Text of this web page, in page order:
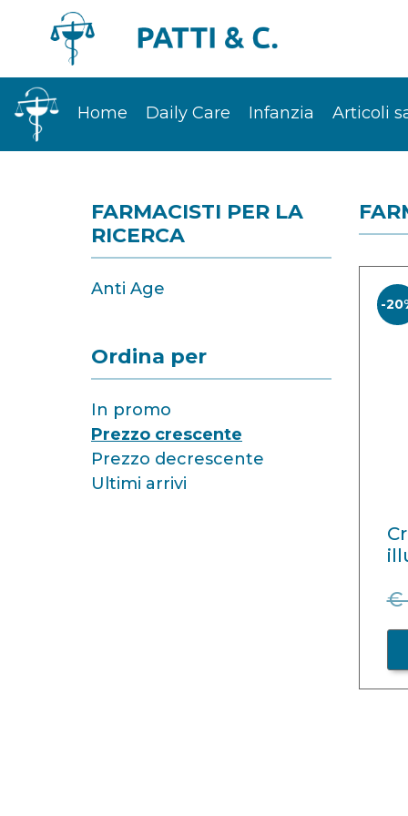
Home Daily Care Infanzia Articoli
FARMACISTI PER LA
RICERCA
Anti Age
Ordina per
In promo
Prezzo crescente
Prezzo decrescente
Ultimi arrivi
-
€